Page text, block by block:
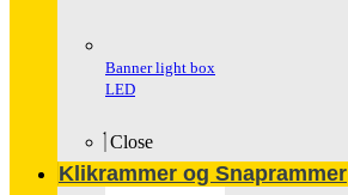
Banner light box
LED
Close
Klikrammer og Snaprammer